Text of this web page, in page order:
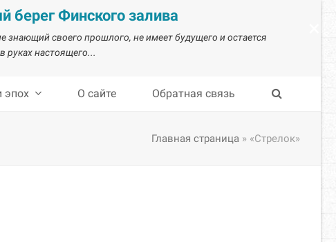
Финского залива
знающий своего прошлого, не имеет будущего и остается
руках настоящего...
эпох О сайте Обратная связь
Главная страница » «Стрелок»